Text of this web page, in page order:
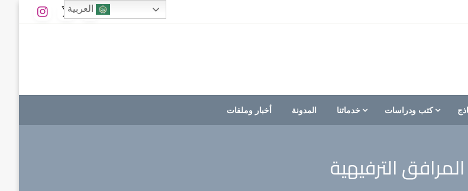
كتب ودراسات خدماتنا المدونة أخبار وملفات
المرافق الترفيهية
العربية